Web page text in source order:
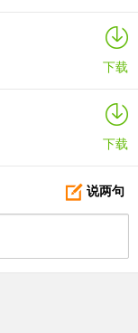
下载
下载
说两句